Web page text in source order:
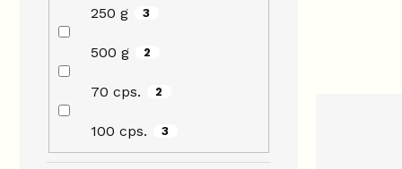
250 g 3
500 g 2
70 cps. 2
100 cps. 3